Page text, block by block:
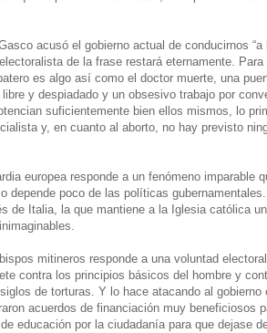
acusó el gobierno actual de conducirnos “a
de la frase restará eternamente. Para
es algo así como el doctor muerte, una
y despiadado y un obsesivo trabajo por
suficientemente bien ellos mismos, lo
y, en cuanto al aborto, no hay previsto
europea responde a un fenómeno imparable
depende poco de las políticas gubernamentales.
de Italia, la que mantiene a la Iglesia católica
mitineros responde a una voluntad
contra los principios básicos del hombre y
de torturas. Y lo hace atacando al gobierno
acuerdos de financiación muy beneficiosos
educación por la ciudadanía para que dejase